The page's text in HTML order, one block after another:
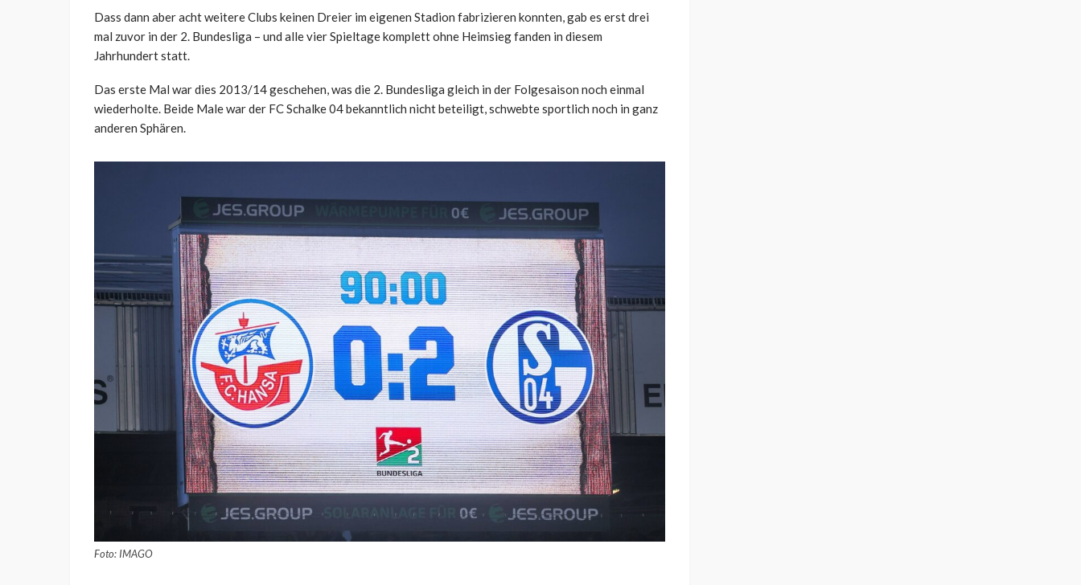
Dass dann aber acht weitere Clubs keinen Dreier im eigenen Stadion fabrizieren konnten, gab es erst drei
mal zuvor in der 2. Bundesliga – und alle vier Spieltage komplett ohne Heimsieg fanden in diesem
Jahrhundert statt.
Das erste Mal war dies 2013/14 geschehen, was die 2. Bundesliga gleich in der Folgesaison noch einmal
wiederholte. Beide Male war der FC Schalke 04 bekanntlich nicht beteiligt, schwebte sportlich noch in ganz
anderen Sphären.
Foto: IMAGO